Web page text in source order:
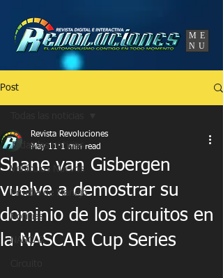
ME
NU
Post
Todas las noticias
Vehículos Nuevos
Prueba de Manejo
Noticias
NASCAR
Shane van Gisbergen
vuelve a demostrar su
dominio de los circuitos en
la NASCAR Cup Series
Revista Revoluciones
May 11 1 min read